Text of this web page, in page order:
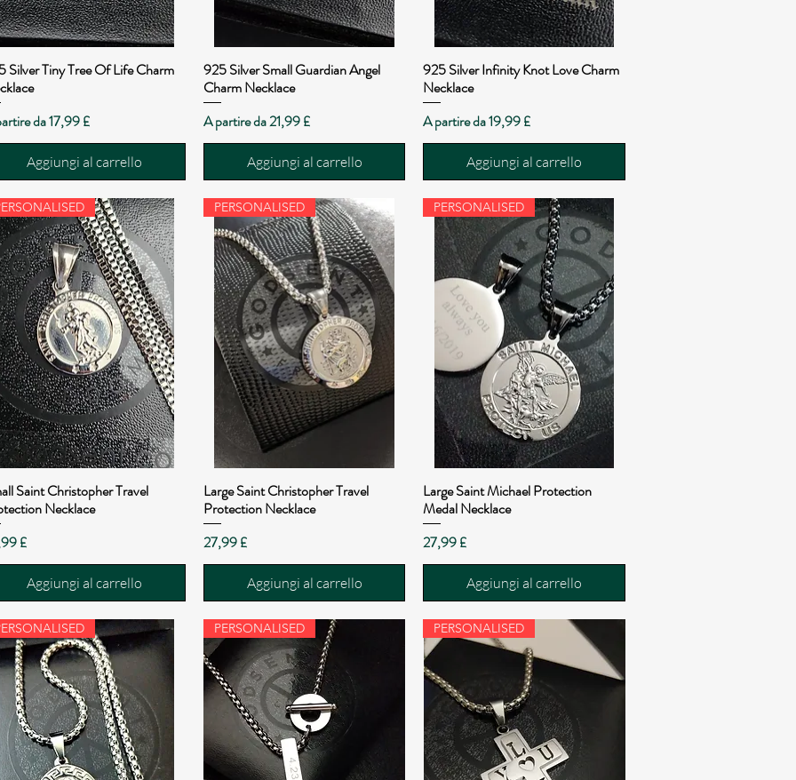
Vista rapida
Silver Tiny Tree Of Life Charm
da17,99 £
scontato
Aggiungi al carrello
Vista rapida
925 Silver Small Guardian Angel
Charm Necklace
A partire da21,99 £
Prezzo scontato
Aggiungi al carrello
Vista rapida
925 Silver Infinity Knot Love Charm
Necklace
A partire da19,99 £
Prezzo scontato
Aggiungi al carrello
Vista rapida
Saint Christopher Travel
Necklace
£
Aggiungi al carrello
Vista rapida
PERSONALISED
Large Saint Christopher Travel
Protection Necklace
Prezzo
27,99 £
Aggiungi al carrello
Vista rapida
PERSONALISED
Large Saint Michael Protection
Medal Necklace
Prezzo
27,99 £
Aggiungi al carrello
PERSONALISED PERSONALISED